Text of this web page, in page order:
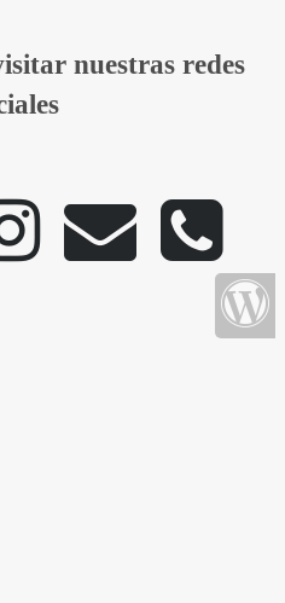
nuestras redes